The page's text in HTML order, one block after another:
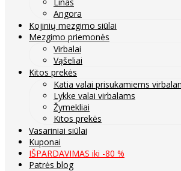
Angora
Kojinių mezgimo siūlai
Mezgimo priemonės
Virbalai
Vąšeliai
Kitos prekės
Katia valai prisukamiems
Lykke valai virbalams
Žymekliai
Kitos prekės
Vasariniai siūlai
Kuponai
IŠPARDAVIMAS iki -80 %
Patrės blog